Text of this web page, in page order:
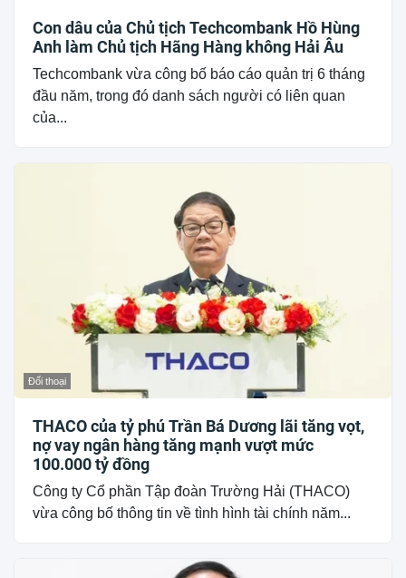
Con dâu của Chủ tịch Techcombank Hồ Hùng
Anh làm Chủ tịch Hãng Hàng không Hải Âu
Techcombank vừa công bố báo cáo quản trị 6 tháng
đầu năm, trong đó danh sách người có liên quan
của...
Đối thoại
THACO của tỷ phú Trần Bá Dương lãi tăng vọt,
nợ vay ngân hàng tăng mạnh vượt mức
100.000 tỷ đồng
Công ty Cổ phần Tập đoàn Trường Hải (THACO)
vừa công bố thông tin về tình hình tài chính năm...